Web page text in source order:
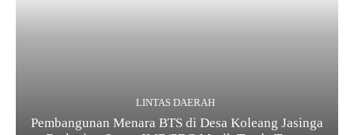
LINTAS DAERAH
Pembangunan Menara BTS di Desa Koleang Jasinga